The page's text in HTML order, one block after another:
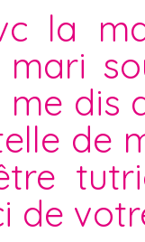
la
me dis
de
de